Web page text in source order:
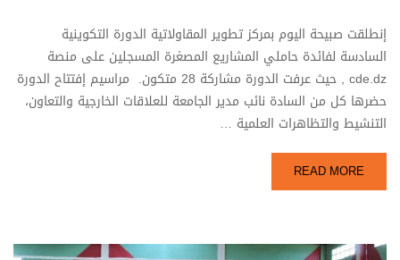
إنطلقت صبيحة اليوم بمركز تطوير المقاولاتية الدورة التكوينية
السادسة لفائدة حاملي المشاريع المصغرة المسجلين على منصة
cde.dz , حيث عرفت الدورة مشاركة 28 متكون. مراسيم إفتتاح الدورة
حضرها كل من السادة نائب مدير الجامعة للعلاقات الخارجية والتعاون،
التنشيط والتظاهرات العلمية …
READ MORE